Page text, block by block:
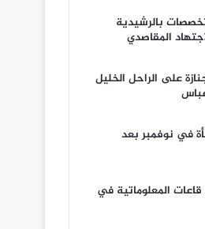
بالرشيدية
المقاصدي
على الراحل الخليل
إغلاق 33 منشأة في نوفمبر بعد
قاعات المعلوماتية في